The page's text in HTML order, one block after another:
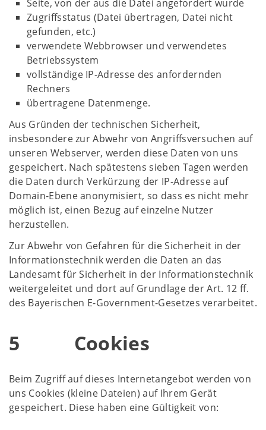
Seite, von der aus die Datei angefordert wurde
Zugriffsstatus (Datei übertragen, Datei nicht
gefunden, etc.)
verwendete Webbrowser und verwendetes
Betriebssystem
vollständige IP-Adresse des anfordernden
Rechners
übertragene Datenmenge.
Aus Gründen der technischen Sicherheit,
insbesondere zur Abwehr von Angriffsversuchen auf
unseren Webserver, werden diese Daten von uns
gespeichert. Nach spätestens sieben Tagen werden
die Daten durch Verkürzung der IP-Adresse auf
Domain-Ebene anonymisiert, so dass es nicht mehr
möglich ist, einen Bezug auf einzelne Nutzer
herzustellen.
Zur Abwehr von Gefahren für die Sicherheit in der
Informationstechnik werden die Daten an das
Landesamt für Sicherheit in der Informationstechnik
weitergeleitet und dort auf Grundlage der Art. 12 ff.
des Bayerischen E-Government-Gesetzes verarbeitet.
5 Cookies
Beim Zugriff auf dieses Internetangebot werden von
uns Cookies (kleine Dateien) auf Ihrem Gerät
gespeichert. Diese haben eine Gültigkeit von: